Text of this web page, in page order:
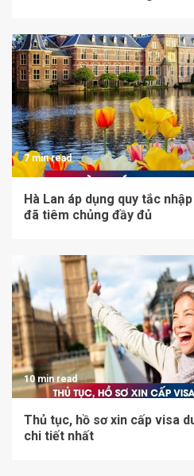
7 min read
Hà Lan áp dụng quy tắc
đã tiêm chủng đầy đủ
10 min read
Thủ tục, hồ sơ xin cấp visa
chi tiết nhất